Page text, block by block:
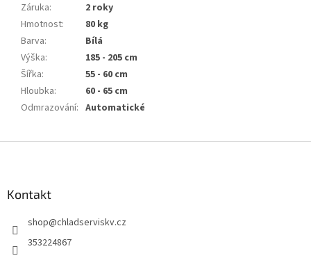
Záruka:
2 roky
Hmotnost:
80 kg
Barva:
Bílá
Výška:
185 - 205 cm
Šířka:
55 - 60 cm
Hloubka:
60 - 65 cm
Odmrazování: Automatické
Kontakt
shop@chladserviskv.cz
353224867